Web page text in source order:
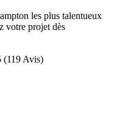
les plus talentueux
votre projet dès
(119 Avis)